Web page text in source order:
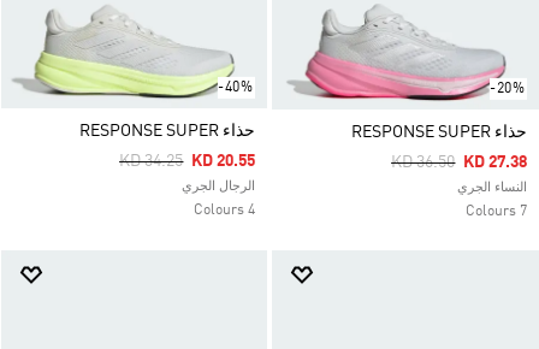
-20%
حذاء RESPONSE SUPER
Price Reduced
KD 36.50ToKD 27.38
النساء الجري
7 Colours
-40%
حذاء RESPONSE SUPER
Price Reduced From
KD 34.25ToKD 20.55
الرجال الجري
4 Colours